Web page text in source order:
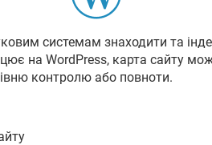
системам знаходити та
на WordPress, карта сайту
контролю або повноти.